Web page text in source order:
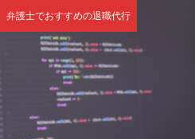
弁護士でおすすめの退職代行